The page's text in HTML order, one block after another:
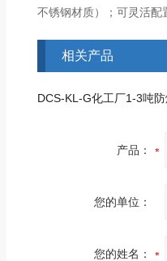
不锈钢材质）；可灵活
相关产品
产品：
您的单位：
您的姓名：